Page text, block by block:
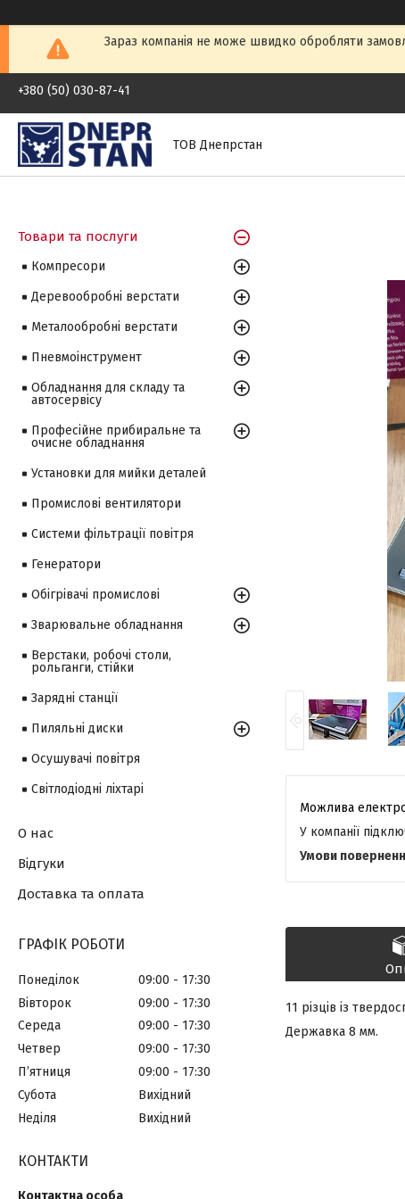
Зараз компанія не може швидко обробляти
+380 (50) 030-87-41
ТОВ Днепрстан
У компанії
11 різців із
Державка 8 мм.
Товари та послуги
Компресори
Деревообробні верстати
Металообробні верстати
Пневмоінструмент
Обладнання для складу та
автосервісу
Професійне прибиральне та
очисне обладнання
Установки для мийки деталей
Промислові вентилятори
Системи фільтрації повітря
Генератори
Обігрівачі промислові
Зварювальне обладнання
Верстаки, робочі столи,
рольганги, стійки
Зарядні станції
Пиляльні диски
Осушувачі повітря
Світлодіодні ліхтарі
О нас
Відгуки
Доставка та оплата
ГРАФІК РОБОТИ
Понеділок 09:00
17:30
Вівторок
09:00
17:30
Середа
09:00
17:30
Четвер
09:00
17:30
Пʼятниця
09:00
17:30
Субота
Вихідний
Неділя
Вихідний
КОНТАКТИ